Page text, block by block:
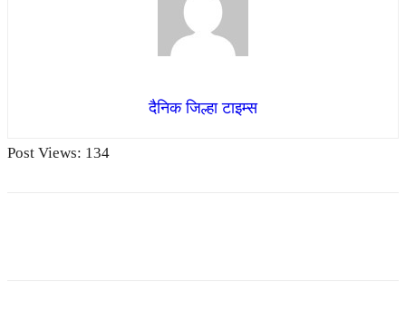
दैनिक जिल्हा टाइम्स
Post Views: 134